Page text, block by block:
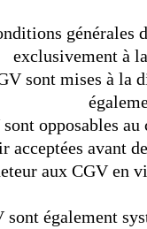
générales
exclusivement à
sont mises à la
opposables
acceptées avant
aux CGV en
sont également